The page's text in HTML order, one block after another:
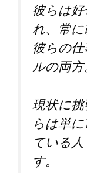
彼らは
れ、常
彼らの
ルの両方
現状に
らは単
ている
す。